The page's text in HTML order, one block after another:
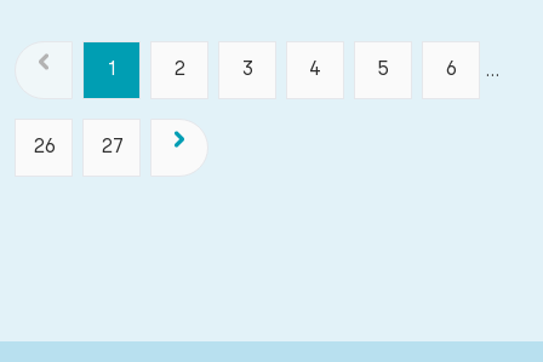
1 2 3 4 5 6 ...
26 27